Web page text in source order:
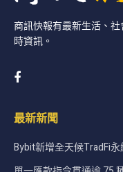
商訊快報有最新生活、
時資訊。
最新新聞
Bybit新增全天候TradFi